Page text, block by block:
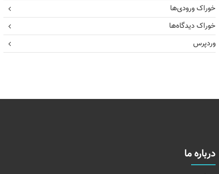
خوراک ورودی‌ها
خوراک دیدگاه‌ها
وردپرس
درباره ما